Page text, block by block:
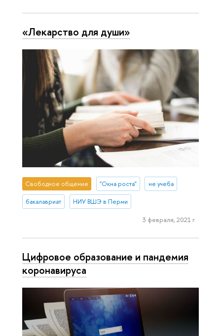
«Лекарство для души»
Свободное общение "Окна роста" не учеба
бакалавриат НИУ ВШЭ в Перми
3 февраля, 2021 г.
Цифровое образование и пандемия
коронавируса